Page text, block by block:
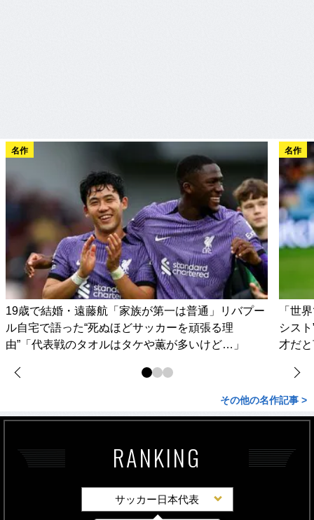
名作
19歳で結婚・遠藤航「家族が第一は普通」リバプー
ル自宅で語った“死ぬほどサッカーを頑張る理
由”「代表戦のタオルはタケや薫が多いけど…」
名作
「世
シス
才だ
その他の名作記事 >
RANKING
サッカー日本代表